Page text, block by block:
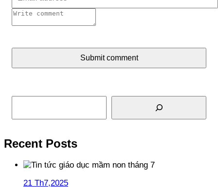
Submit comment
Tìm kiếm
Recent Posts
21 Th7,2025